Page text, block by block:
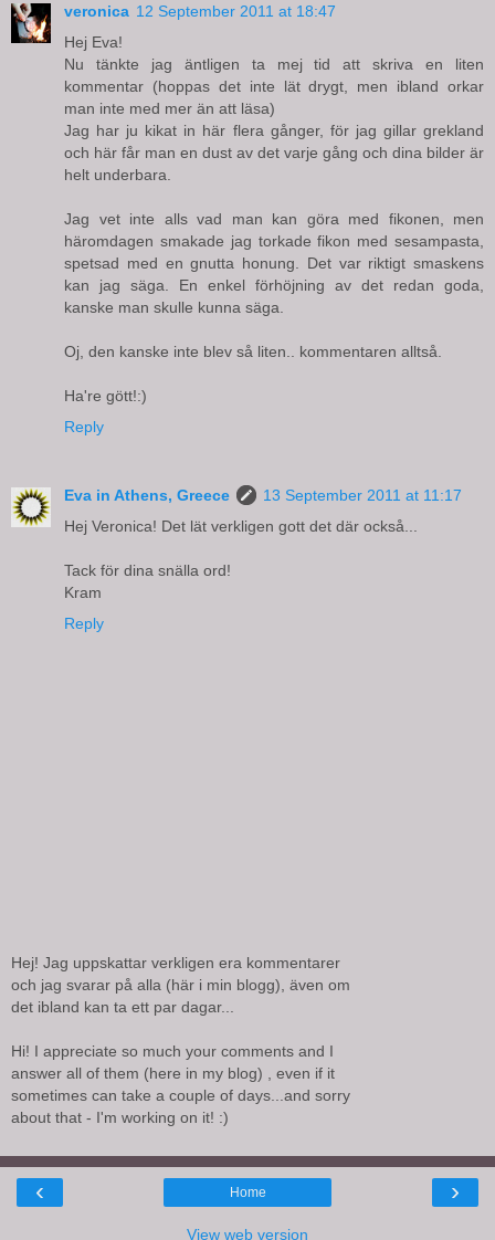
veronica 12 September 2011 at 18:47
Hej Eva!
Nu tänkte jag äntligen ta mej tid att skriva en liten
kommentar (hoppas det inte lät drygt, men ibland orkar
man inte med mer än att läsa)
Jag har ju kikat in här flera gånger, för jag gillar grekland
och här får man en dust av det varje gång och dina bilder är
helt underbara.
Jag vet inte alls vad man kan göra med fikonen, men
häromdagen smakade jag torkade fikon med sesampasta,
spetsad med en gnutta honung. Det var riktigt smaskens
kan jag säga. En enkel förhöjning av det redan goda,
kanske man skulle kunna säga.
Oj, den kanske inte blev så liten.. kommentaren alltså.
Ha're gött!:)
Reply
Eva in Athens, Greece
13 September 2011 at 11:17
Hej Veronica! Det lät verkligen gott det där också...
Tack för dina snälla ord!
Kram
Reply
Hej! Jag uppskattar verkligen era kommentarer
och jag svarar på alla (här i min blogg), även om
det ibland kan ta ett par dagar...
Hi! I appreciate so much your comments and I
answer all of them (here in my blog) , even if it
sometimes can take a couple of days...and sorry
about that - I'm working on it! :)
‹ ›
Home
View web version